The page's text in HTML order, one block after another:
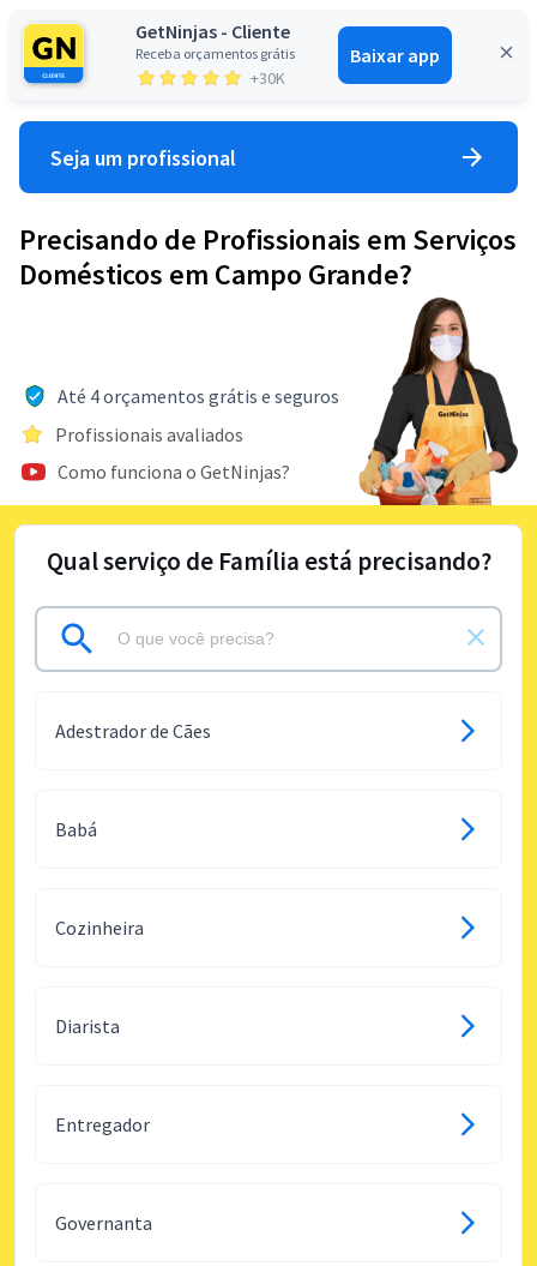
GetNinjas - Cliente
Receba orçamentos grátis
+30K
Baixar app
Entrar
Seja um profissional
Precisando de Profissionais em Serviços
Domésticos em Campo Grande?
Até 4 orçamentos grátis e seguros
Profissionais avaliados
Como funciona o GetNinjas?
Qual serviço de Família está precisando?
Adestrador de Cães
Babá
Cozinheira
Diarista
Entregador
Governanta